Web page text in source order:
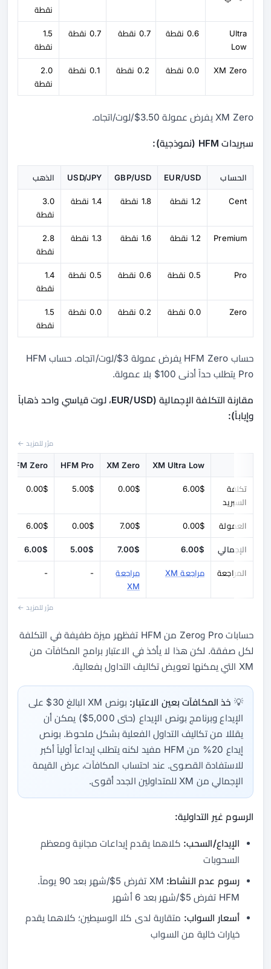
نقطة
Ultra
Low
0.6 نقطة 0.7 نقطة 0.7 نقطة
1.5
نقطة
XM Zero 0.0 نقطة 0.2 نقطة 0.1 نقطة
2.0
نقطة
XM Zero يفرض عمولة 3.50$/لوت/اتجاه.
سبريدات HFM (نموذجية):
الحساب EUR/USD
GBP/USD
USD/JPY الذهب
Cent 1.2 نقطة 1.8 نقطة 1.4 نقطة
3.0
نقطة
Premium 1.2 نقطة 1.6 نقطة 1.3 نقطة
2.8
نقطة
Pro 0.5 نقطة 0.6 نقطة 0.5 نقطة
1.4
نقطة
Zero 0.0 نقطة 0.2 نقطة 0.0 نقطة
1.5
نقطة
حساب HFM Zero يفرض عمولة 3$/لوت/اتجاه. حساب HFM
Pro يتطلب حداً أدنى 100$ بلا عمولة.
مقارنة التكلفة الإجمالية (EUR/USD، لوت قياسي واحد ذهاباً
وإياباً):
مرّر للمزيد ←
XM Ultra Low
XM Zero
HFM Pro
HFM Zero
تكلفة
السبريد
6.00$
0.00$
5.00$
0.00$
العمولة 0.00$
7.00$
0.00$
6.00$
الإجمالي 6.00$
7.00$
5.00$
6.00$
المراجعة مراجعة XM
مراجعة
XM
-
-
مرّر للمزيد ←
حسابات Pro وZero من HFM تفظهر ميزة طفيفة في التكلفة
لكل صفقة. لكن هذا لا يأخذ في الاعتبار برامج المكافآت من
XM التي يمكنها تعويض تكاليف التداول بفعالية.
💡 خذ المكافآت بعين الاعتبار:
بونص XM البالغ 30$ على
الإيداع وبرنامج بونص الإيداع (حتى 5,000$) يمكن أن
يقللا من تكاليف التداول الفعلية بشكل ملحوظ. بونص
إيداع 20% من HFM مفيد لكنه يتطلب إيداعاً أولياً أكبر
للاستفادة القصوى. عند احتساب المكافآت، عرض القيمة
الإجمالي من XM للمتداولين الجدد أقوى.
الرسوم غير التداولية:
الإيداع/السحب: كلاهما يقدم إيداعات مجانية ومعظم
السحوبات
رسوم عدم النشاط:
XM تفرض 5$/شهر بعد 90 يوماً.
HFM تفرض 5$/شهر بعد 6 أشهر
أسعار السواب: متقاربة لدى كلا الوسيطين؛ كلاهما يقدم
خيارات خالية من السواب